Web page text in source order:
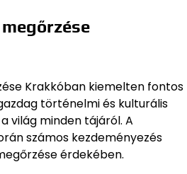
Krakkóban kiemelten fontos
történelmi és kulturális
világ minden tájáról. A
számos kezdeményezés
érdekében.